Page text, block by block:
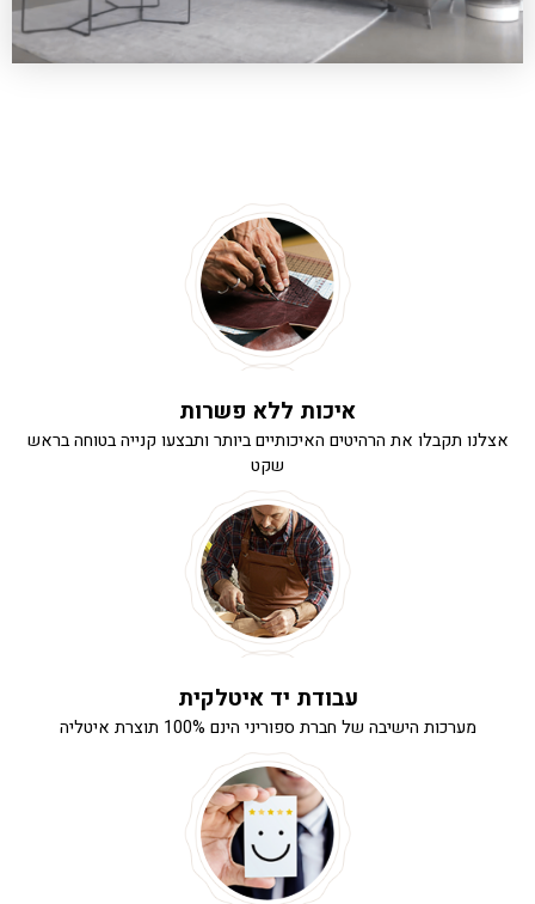
איכות ללא פשרות
אצלנו תקבלו את הרהיטים האיכותיים ביותר ותבצעו קנייה בטוחה בראש
שקט
עבודת יד איטלקית
מערכות הישיבה של חברת ספוריני הינם 100% תוצרת איטליה